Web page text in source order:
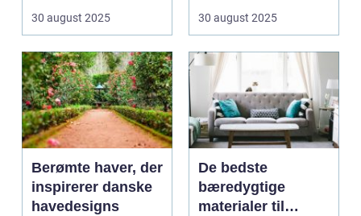
de rette ...
30 august 2025 30 august 2025
Berømte haver, der
inspirerer danske
havedesigns
De bedste
bæredygtige
materialer til